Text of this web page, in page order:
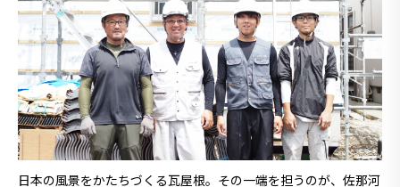
日本の風景をかたちづくる瓦屋根。その一端を担うのが、佐那河